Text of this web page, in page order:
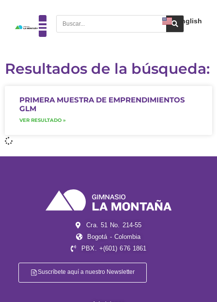
English
Resultados de la búsqueda:
PRIMERA MUESTRA DE EMPRENDIMIENTOS
GLM
VER RESULTADO »
Cra. 51 No. 214-55
Bogotá - Colombia
PBX. +(601) 676 1861
Suscríbete aquí a nuestro Newsletter